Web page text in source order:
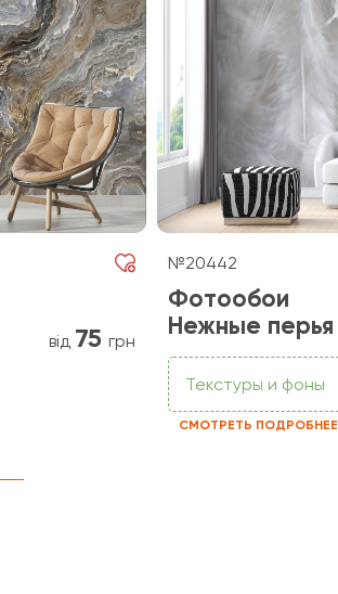
від 75 грн
№20442
Фотообои
Нежные перья
Текстуры и фоны
СМОТРЕТЬ ПОДРОБНЕЕ